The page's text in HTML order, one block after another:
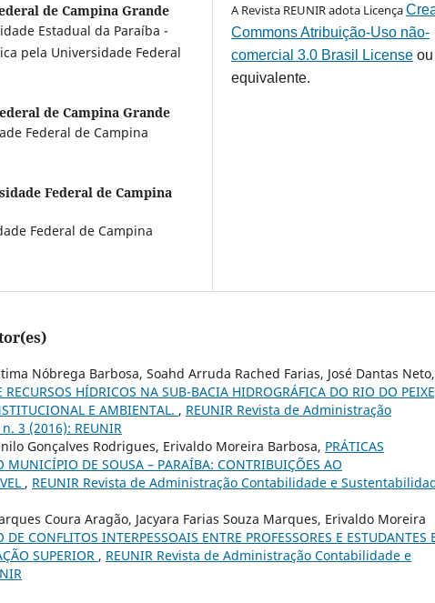
de Campina Grande
Estadual da Paraíba -
pela Universidade Federal
de Campina Grande
Federal de Campina
Federal de Campina
Federal de Campina
A Revista REUNIR adota Licença
Commons Atribuição-Uso não-
comercial 3.0 Brasil License
equivalente.
Nóbrega Barbosa, Soahd Arruda Rached Farias, José Dantas Neto,
HÍDRICOS NA SUB-BACIA HIDROGRÁFICA DO RIO DO
E AMBIENTAL. , REUNIR Revista de Administração
3 (2016): REUNIR
Gonçalves Rodrigues, Erivaldo Moreira Barbosa, PRÁTICAS
MUNICÍPIO DE SOUSA – PARAÍBA: CONTRIBUIÇÕES AO
, REUNIR Revista de Administração Contabilidade e
Coura Aragão, Jacyara Farias Souza Marques, Erivaldo Moreira
DE CONFLITOS INTERPESSOAIS ENTRE PROFESSORES E ESTUDANTES
SUPERIOR , REUNIR Revista de Administração Contabilidade e